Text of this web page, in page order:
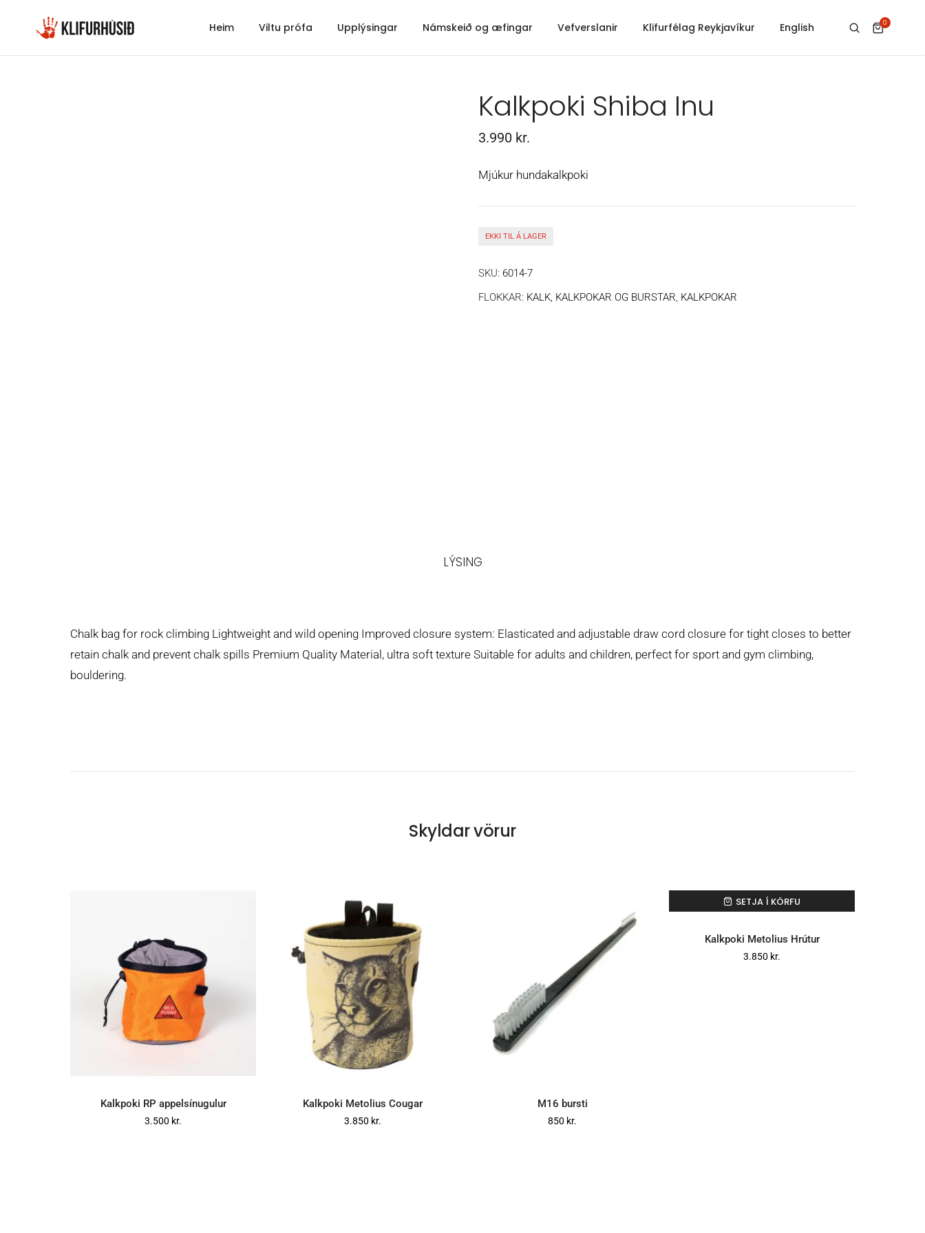
Heim Viltu prófa Upplýsingar Námskeið og æfingar Vefverslanir Klifurfélag Reykjavíkur English 0
Kalkpoki Shiba Inu
3.990 kr.
Mjúkur hundakalkpoki
EKKI TIL Á LAGER
SKU: 6014-7
FLOKKAR: KALK, KALKPOKAR OG BURSTAR, KALKPOKAR
LÝSING
Chalk bag for rock climbing Lightweight and wild opening Improved closure system: Elasticated and adjustable draw cord closure for tight closes to better
retain chalk and prevent chalk spills Premium Quality Material, ultra soft texture Suitable for adults and children, perfect for sport and gym climbing,
bouldering.
Skyldar vörur
SETJA Í KÖRFU
Kalkpoki RP appelsínugulur
3.500 kr. SETJA Í KÖRFU
Kalkpoki Metolius Cougar
3.850 kr. SETJA Í KÖRFU
M16 bursti
850 kr.
SETJA Í KÖRFU
Kalkpoki Metolius Hrútur
3.850 kr.